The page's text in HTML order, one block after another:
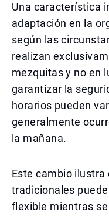
Una característica
adaptación en la
según las
realizan
mezquitas y no en
garantizar la
horarios pueden
generalmente
la mañana.
Este cambio
tradicionales
flexible mientras